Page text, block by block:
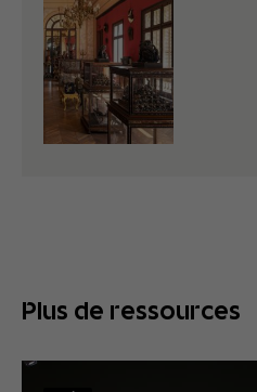
Plus de ressources